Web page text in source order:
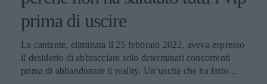
prima di uscire
La cantante, eliminata il 25 febbraio 2022, aveva espresso
il desiderio di abbracciare solo determinati concorrenti
prima di abbandonare il reality. Un’uscita che ha fatto